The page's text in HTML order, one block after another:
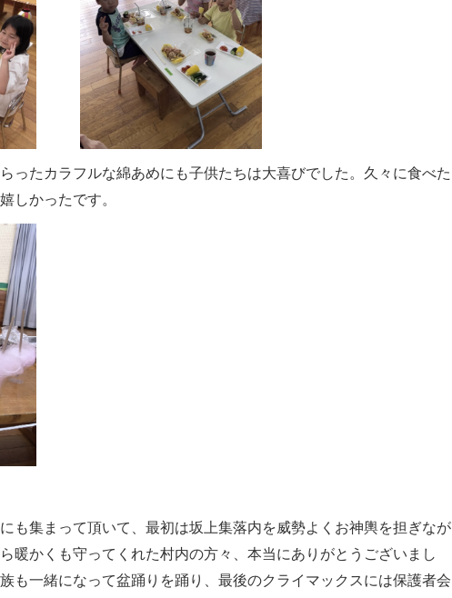
ったカラフルな綿あめにも子供たちは大喜びでした。久々に食べた
しかったです。
も集まって頂いて、最初は坂上集落内を威勢よくお神輿を担ぎなが
暖かくも守ってくれた村内の方々、本当にありがとうございまし
も一緒になって盆踊りを踊り、最後のクライマックスには保護者会